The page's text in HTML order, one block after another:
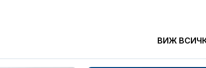
ВИЖ